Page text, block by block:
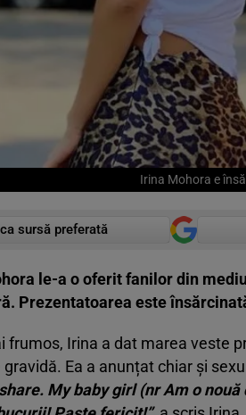
Irina Mohora e
sursă preferată
le-a o oferit fanilor din
Prezentatoarea este
frumos, Irina a dat marea veste
Ea a anunțat chiar și
My baby girl (nr Am o